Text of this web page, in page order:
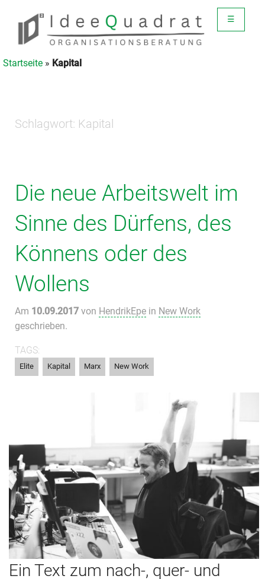
☰
Startseite » Kapital
Schlagwort: Kapital
Die neue Arbeitswelt im
Sinne des Dürfens, des
Könnens oder des
Wollens
Am 10.09.2017 von HendrikEpe in New Work
geschrieben.
TAGS:
Elite Kapital Marx New Work
Ein Text zum nach-, quer- und